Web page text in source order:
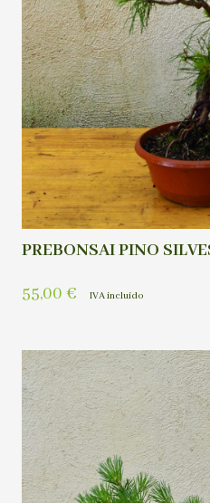
PREBONSAI PINO
55,00 € IVA incluído